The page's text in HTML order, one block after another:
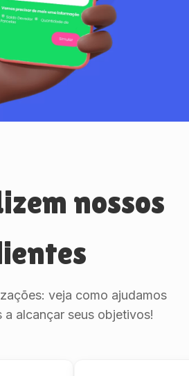
nossos
veja como ajudamos
a alcançar seus objetivos!